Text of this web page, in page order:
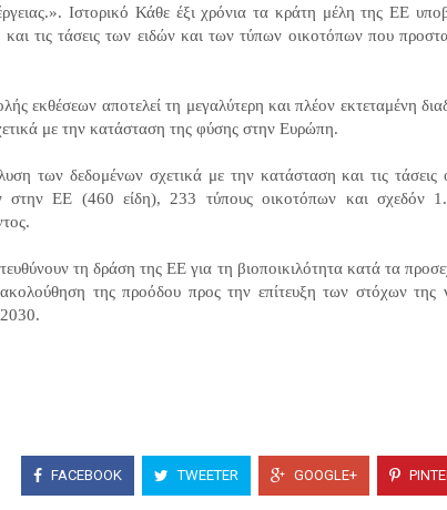
Ιστορικό Κάθε έξι χρόνια τα κράτη μέλη της ΕΕ
τις τάσεις των ειδών και των τύπων οικοτόπων που
εκθέσεων αποτελεί τη μεγαλύτερη και πλέον εκτεταμένη
με την κατάσταση της φύσης στην Ευρώπη.
των δεδομένων σχετικά με την κατάσταση και τις
στην ΕΕ (460 είδη), 233 τύπους οικοτόπων και σχεδόν
τη δράση της ΕΕ για τη βιοποικιλότητα κατά τα
της προόδου προς την επίτευξη των στόχων της
2030.
FACEBOOK TWEETER GOOGLE+